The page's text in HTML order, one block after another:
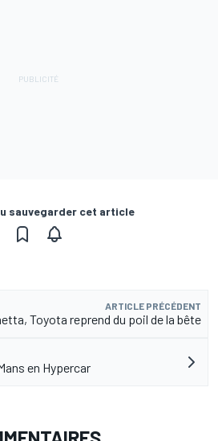
sauvegarder cet article
ARTICLE PRÉCÉDENT
Toyota reprend du poil de la bête
en Hypercar